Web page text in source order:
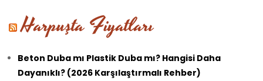
Harpuşta Fiyatları
Beton Duba mı Plastik Duba mı? Hangisi Daha
Dayanıklı? (2026 Karşılaştırmalı Rehber)